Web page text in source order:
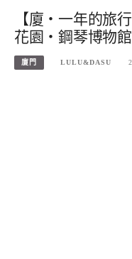
【廈‧一年的旅
花園‧鋼琴博物
廈門 LULU&DASU